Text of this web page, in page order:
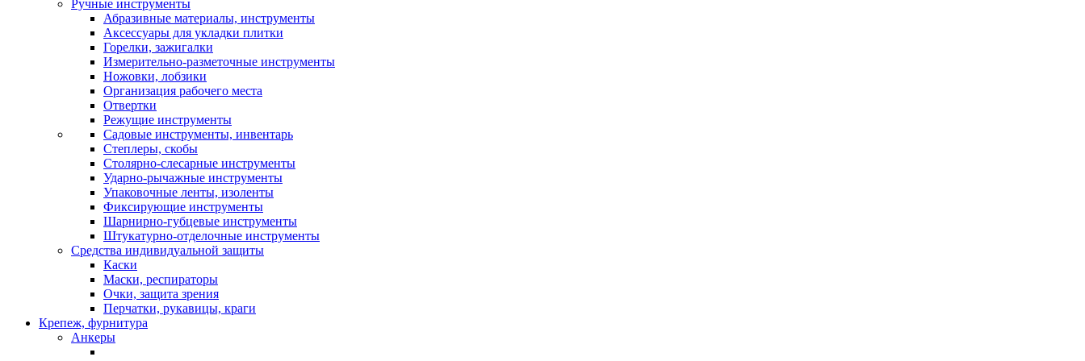
Ручные инструменты
Абразивные материалы, инструменты
Аксессуары для укладки плитки
Горелки, зажигалки
Измерительно-разметочные инструменты
Ножовки, лобзики
Организация рабочего места
Отвертки
Режущие инструменты
Садовые инструменты, инвентарь
Степлеры, скобы
Столярно-слесарные инструменты
Ударно-рычажные инструменты
Упаковочные ленты, изоленты
Фиксирующие инструменты
Шарнирно-губцевые инструменты
Штукатурно-отделочные инструменты
Средства индивидуальной защиты
Каски
Маски, респираторы
Очки, защита зрения
Перчатки, рукавицы, краги
Крепеж, фурнитура
Анкеры